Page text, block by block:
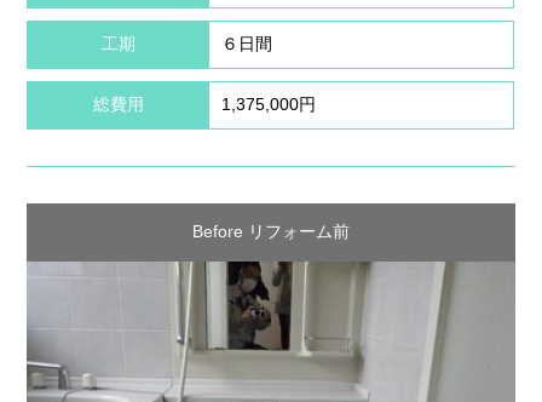
工期 ６日間
総費用 1,375,000円
Before リフォーム前